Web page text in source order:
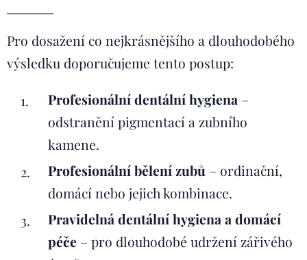
Pro dosažení co nejkrásnějšího a dlouhodobého
výsledku doporučujeme tento postup:
Profesionální dentální hygiena –
odstranění pigmentací a zubního
kamene.
Profesionální bělení zubů – ordinační,
domácí nebo jejich kombinace.
Pravidelná dentální hygiena a domácí
péče – pro dlouhodobé udržení zářivého